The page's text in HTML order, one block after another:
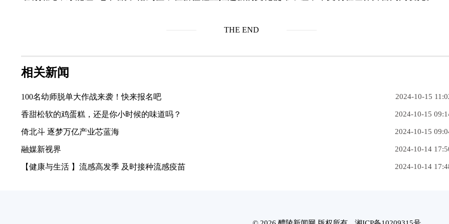
THE END
相关新闻
100名幼师脱单大作战来袭！快来报名吧 2024-10-15
香甜松软的鸡蛋糕，还是你小时候的味道吗？ 2024-10-15
倚北斗 逐梦万亿产业芯蓝海 2024-10-15
融媒新视界 2024-10-14
【健康与生活 】流感高发季 及时接种流感疫苗 2024-10-14